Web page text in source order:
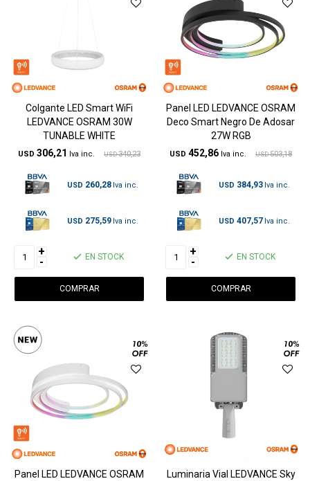
Colgante LED Smart WiFi
LEDVANCE OSRAM 30W
TUNABLE WHITE
USD 306,21 USD 340,23
USD 260,28
USD 275,59
+
- EN STOCK
Panel LED LEDVANCE OSRAM
Deco Smart Negro De Adosar
27W RGB
USD 452,86 USD 503,18
USD 384,93
USD 407,57
+
- EN STOCK
Panel LED LEDVANCE OSRAM
Luminaria Vial LEDVANCE Sky